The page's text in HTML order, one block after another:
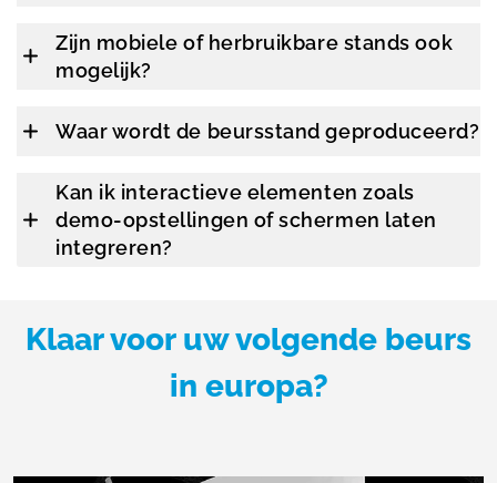
Zijn mobiele of herbruikbare stands ook
mogelijk?
Waar wordt de beursstand geproduceerd?
Kan ik interactieve elementen zoals
demo-opstellingen of schermen laten
integreren?
Klaar voor uw volgende beurs
in europa?